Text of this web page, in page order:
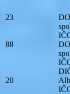
23
88
20